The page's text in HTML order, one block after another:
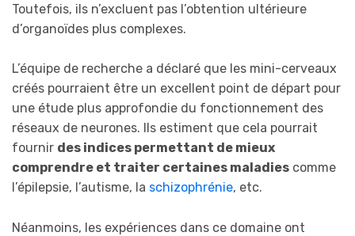
Toutefois, ils n’excluent pas l’obtention ultérieure
d’organoïdes plus complexes.
L’équipe de recherche a déclaré que les mini-cerveaux
créés pourraient être un excellent point de départ pour
une étude plus approfondie du fonctionnement des
réseaux de neurones. Ils estiment que cela pourrait
fournir des indices permettant de mieux
comprendre et traiter certaines maladies comme
l’épilepsie, l’autisme, la schizophrénie, etc.
Néanmoins, les expériences dans ce domaine ont